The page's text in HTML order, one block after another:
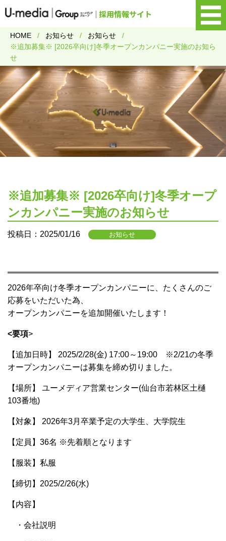
HOME お知らせ
お知らせ
※追加募集※ [2026卒向け]冬季オープンカンパニー実施のお知ら
せ
※追加募集※ [2026卒向け]冬季オープ
ンカンパニー実施のお知らせ
投稿日：2025/01/16 お知らせ
2026年卒向け冬季オープンカンパニーに、たくさんのご
応募をいただいた為、
オープンカンパニーを追加開催いたします！
<要項>
【追加日時】 2025/2/28(金) 17:00～19:00 ※2/21の冬季
オープンカンパニーは募集を締め切りました。
【場所】 ユーメディア営業センター(仙台市若林区土樋
103番地)
【対象】 2026年3月卒業予定の大学生、大学院生
【定員】36名 ※先着順となります
【服装】私服
【締切】2025/2/26(水)
【内容】
・会社説明